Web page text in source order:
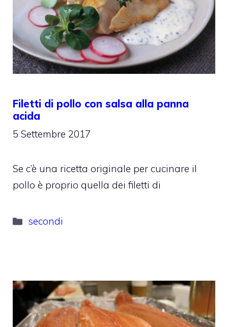
Filetti di pollo con salsa alla panna
acida
5 Settembre 2017
Se c’è una ricetta originale per cucinare il
pollo è proprio quella dei filetti di
Categorie
secondi